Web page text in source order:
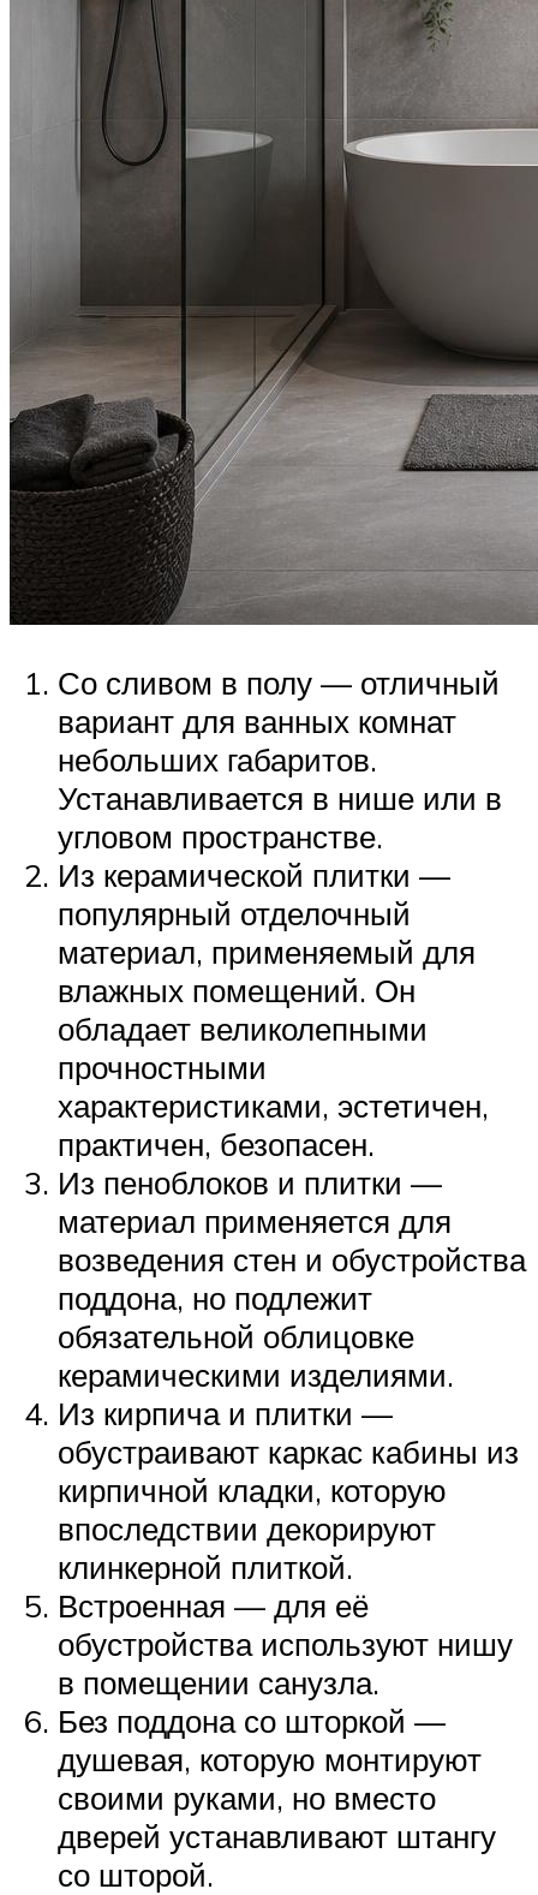
Со сливом в полу — отличный
вариант для ванных комнат
небольших габаритов.
Устанавливается в нише или в
угловом пространстве.
Из керамической плитки —
популярный отделочный
материал, применяемый для
влажных помещений. Он
обладает великолепными
прочностными
характеристиками, эстетичен,
практичен, безопасен.
Из пеноблоков и плитки —
материал применяется для
возведения стен и обустройства
поддона, но подлежит
обязательной облицовке
керамическими изделиями.
Из кирпича и плитки —
обустраивают каркас кабины из
кирпичной кладки, которую
впоследствии декорируют
клинкерной плиткой.
Встроенная — для её
обустройства используют нишу
в помещении санузла.
Без поддона со шторкой —
душевая, которую монтируют
своими руками, но вместо
дверей устанавливают штангу
со шторой.